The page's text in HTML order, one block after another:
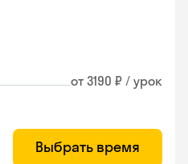
от 3190 ₽ / урок
Выбрать время